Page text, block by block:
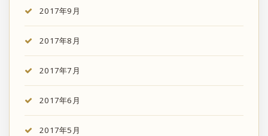
2017年9月
2017年8月
2017年7月
2017年6月
2017年5月